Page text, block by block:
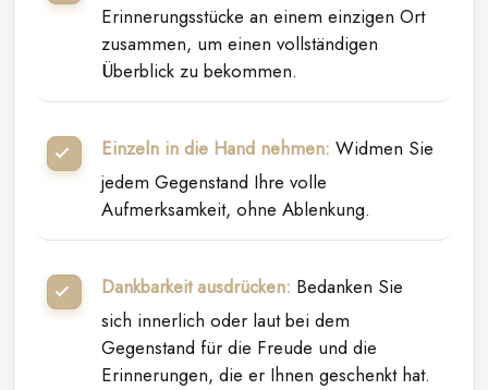
Erinnerungsstücke an einem einzigen Ort
zusammen, um einen vollständigen
Überblick zu bekommen.
Einzeln in die Hand nehmen: Widmen Sie
jedem Gegenstand Ihre volle
Aufmerksamkeit, ohne Ablenkung.
Dankbarkeit ausdrücken: Bedanken Sie
sich innerlich oder laut bei dem
Gegenstand für die Freude und die
Erinnerungen, die er Ihnen geschenkt hat.